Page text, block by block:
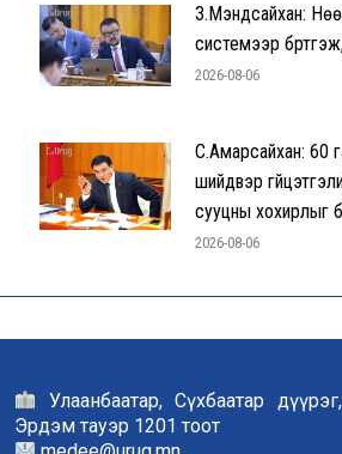
З.Мэндсайхан:
системээр
2026-08-06
С.Амарсайхан: 60
шийдвэр
сууцны хохирлыг
2026-08-06
Улаанбаатар, Сүхбаатар
Эрдэм тауэр 1201 тоот